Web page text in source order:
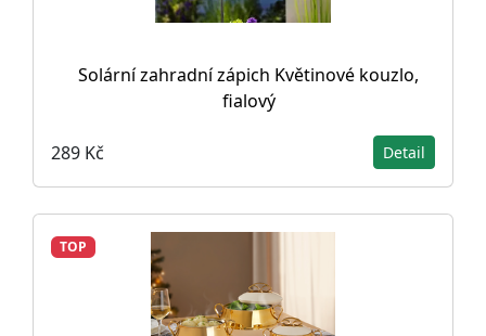
Solární zahradní zápich Květinové kouzlo,
fialový
289 Kč Detail
TOP